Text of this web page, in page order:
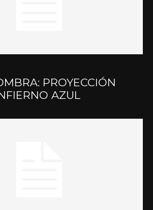
PROYECCIÓN
AZUL